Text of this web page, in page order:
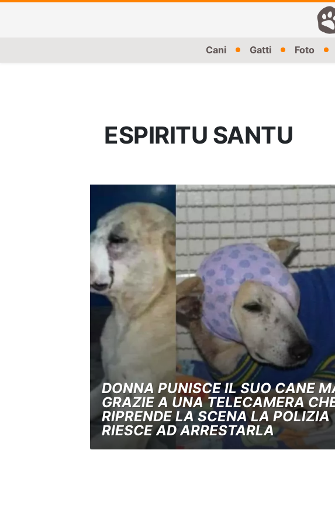
Cani Gatti Foto
ESPIRITU SANTU
DONNA PUNISCE IL SUO CANE
GRAZIE A UNA TELECAMERA
RIPRENDE LA SCENA LA POLIZIA
RIESCE AD ARRESTARLA